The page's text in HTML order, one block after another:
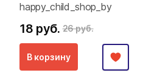
happy_child_shop_by
18 руб. 26 руб.
В корзину